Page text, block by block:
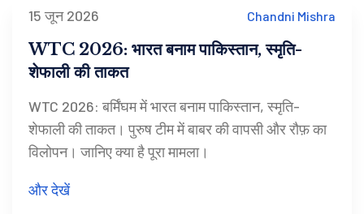
15 जून 2026 Chandni Mishra
WTC 2026: भारत बनाम पाकिस्तान, स्मृति-
शेफाली की ताकत
WTC 2026: बर्मिंघम में भारत बनाम पाकिस्तान, स्मृति-
शेफाली की ताकत। पुरुष टीम में बाबर की वापसी और रौफ़ का
विलोपन। जानिए क्या है पूरा मामला।
और देखें